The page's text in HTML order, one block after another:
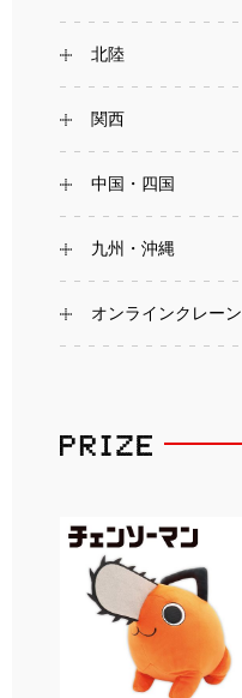
北陸
関西
中国・四国
九州・沖縄
オンラインクレーン